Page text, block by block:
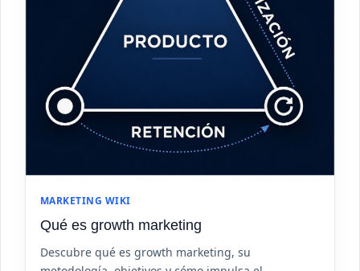
MARKETING WIKI
Qué es growth marketing
Descubre qué es growth marketing, su